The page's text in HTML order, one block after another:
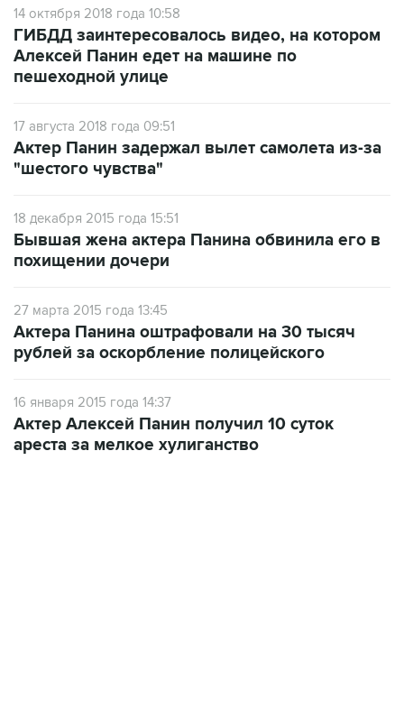
14 октября 2018 года 10:58
ГИБДД заинтересовалось видео, на котором
Алексей Панин едет на машине по
пешеходной улице
17 августа 2018 года 09:51
Актер Панин задержал вылет самолета из-за
"шестого чувства"
18 декабря 2015 года 15:51
Бывшая жена актера Панина обвинила его в
похищении дочери
27 марта 2015 года 13:45
Актера Панина оштрафовали на 30 тысяч
рублей за оскорбление полицейского
16 января 2015 года 14:37
Актер Алексей Панин получил 10 суток
ареста за мелкое хулиганство